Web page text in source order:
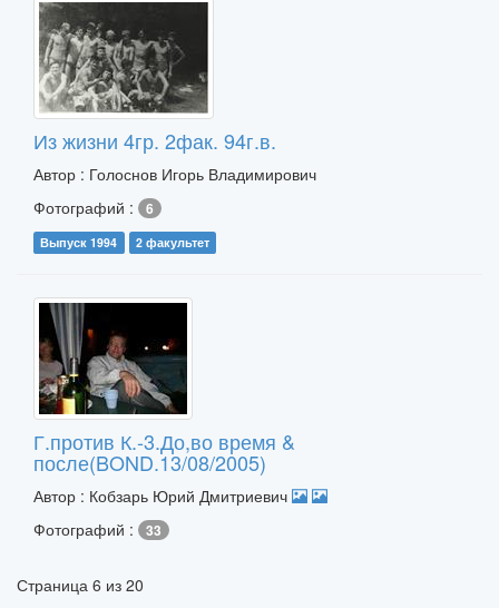
Из жизни 4гр. 2фак. 94г.в.
Автор : Голоснов Игорь Владимирович
Фотографий :
6
Выпуск 1994 2 факультет
Г.против К.-3.До,во время &
после(BOND.13/08/2005)
Автор : Кобзарь Юрий Дмитриевич
Фотографий :
33
Страница 6 из 20